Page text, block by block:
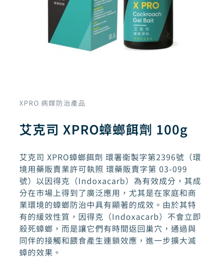
XPRO 病媒防治產品
艾克司 XPRO蟑螂餌劑 100g
艾克司 XPRO蟑螂餌劑 環署衛製字第2396號（環
境用藥販賣業許可執照 環藥販賣字第 03-099
號）以因得克（Indoxacarb）為有效成分，其成
分在市場上得到了廣泛應用，尤其是在家庭和商
業環境的蟑螂防治中具有顯著的成效。由於其特
有的緩效性質，因得克（Indoxacarb）不會立即
殺死蟑螂，而是讓它們有時間返回巢穴，通過與
同伴的接觸和餵食產生連鎖效應，進一步擴大滅
蟑的效果。